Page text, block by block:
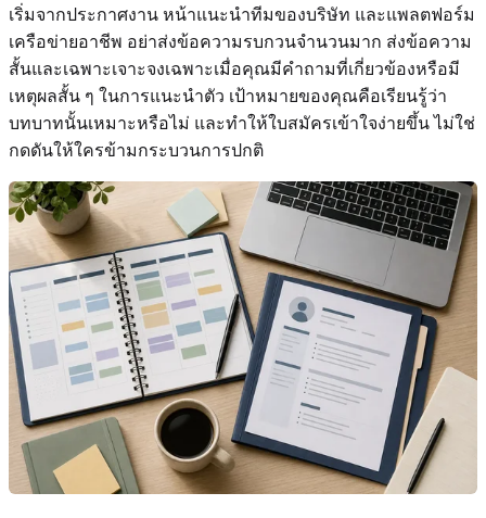
เริ่มจากประกาศงาน หน้าแนะนำทีมของบริษัท และแพลตฟอร์ม
เครือข่ายอาชีพ อย่าส่งข้อความรบกวนจำนวนมาก ส่งข้อความ
สั้นและเฉพาะเจาะจงเฉพาะเมื่อคุณมีคำถามที่เกี่ยวข้องหรือมี
เหตุผลสั้น ๆ ในการแนะนำตัว เป้าหมายของคุณคือเรียนรู้ว่า
บทบาทนั้นเหมาะหรือไม่ และทำให้ใบสมัครเข้าใจง่ายขึ้น ไม่ใช่
กดดันให้ใครข้ามกระบวนการปกติ